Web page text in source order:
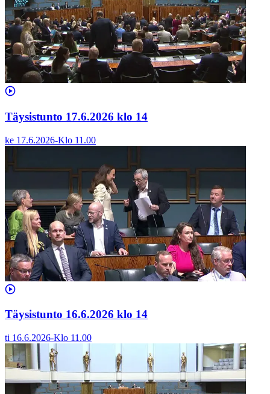
Täysistunto 17.6.2026 klo 14
ke 17.6.2026-Klo 11.00
Täysistunto 16.6.2026 klo 14
ti 16.6.2026-Klo 11.00